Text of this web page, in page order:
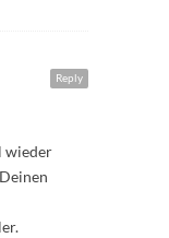
Reply
wieder